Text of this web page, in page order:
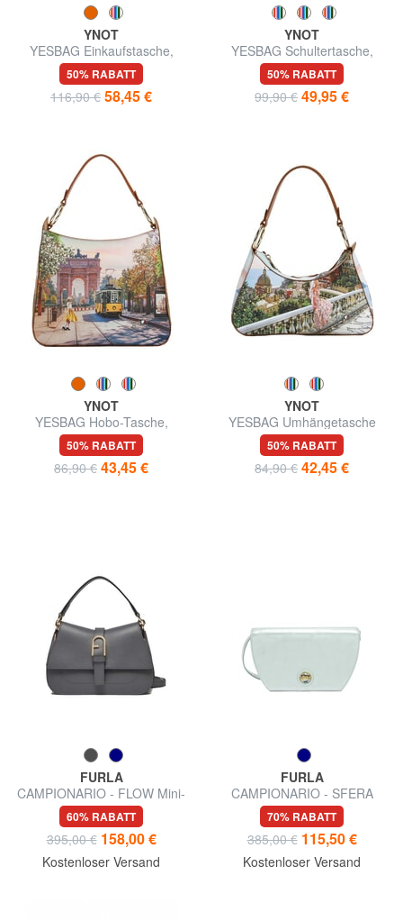
YNOT
YESBAG Einkaufstasche,
Umhängetasche
50% RABATT
116,90 € 58,45 €
YNOT
YESBAG Schultertasche,
verstellbare Größe
50% RABATT
99,90 € 49,95 €
YNOT
YESBAG Hobo-Tasche,
Schultertasche
50% RABATT
86,90 € 43,45 €
YNOT
YESBAG Umhängetasche
50% RABATT
84,90 € 42,45 €
FURLA
CAMPIONARIO - FLOW Mini-
Handtasche mit
Schulterriemen
60% RABATT
395,00 € 158,00 €
Kostenloser Versand
FURLA
CAMPIONARIO - SFERA
Mikro-Schultertasche
70% RABATT
385,00 € 115,50 €
Kostenloser Versand